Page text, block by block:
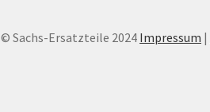
© Sachs-Ersatzteile 2024 Impressum |